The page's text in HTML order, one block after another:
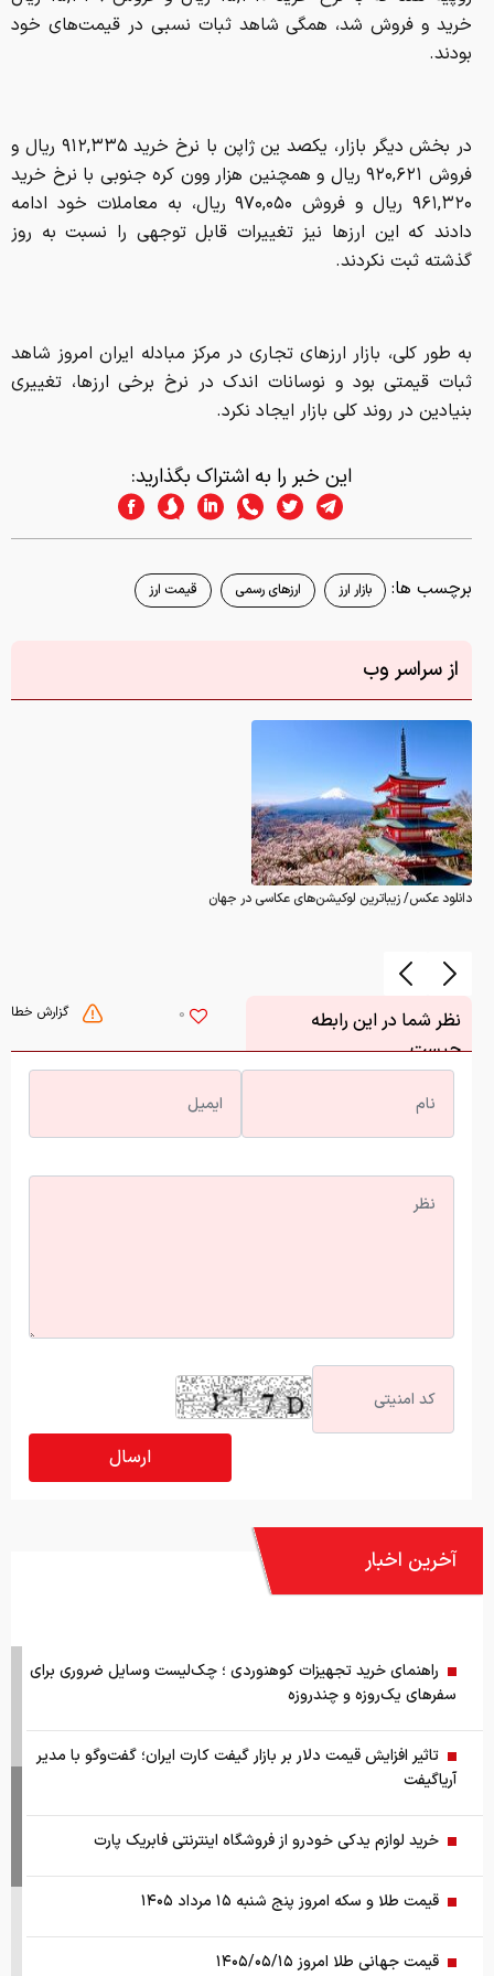
خرید و فروش شد، همگی شاهد ثبات نسبی در قیمت‌های خود
بودند.
در بخش دیگر بازار، یکصد ین ژاپن با نرخ خرید ۹۱۲,۳۳۵ ریال و
فروش ۹۲۰,۶۲۱ ریال و همچنین هزار وون کره جنوبی با نرخ خرید
۹۶۱,۳۲۰ ریال و فروش ۹۷۰,۰۵۰ ریال، به معاملات خود ادامه
دادند که این ارزها نیز تغییرات قابل توجهی را نسبت به روز
گذشته ثبت نکردند.
به طور کلی، بازار ارزهای تجاری در مرکز مبادله ایران امروز شاهد
ثبات قیمتی بود و نوسانات اندک در نرخ برخی ارزها، تغییری
بنیادین در روند کلی بازار ایجاد نکرد.
این خبر را به اشتراک بگذارید:
برچسب ها: بازار ارز ارزهای رسمی قیمت ارز
از سراسر وب
دانلود عکس/ زیباترین لوکیشن‌های عکاسی در جهان
گزارش خطا 0
نظر شما در این رابطه
چیست
آخرین اخبار
راهنمای خرید تجهیزات کوهنوردی ؛ چک‌لیست وسایل ضروری برای
سفرهای یک‌روزه و چندروزه
تاثیر افزایش قیمت دلار بر بازار گیفت کارت ایران؛ گفت‌وگو با مدیر
آریاگیفت
خرید لوازم یدکی خودرو از فروشگاه اینترنتی فابریک پارت
قیمت طلا و سکه امروز پنج شنبه ۱۵ مرداد ۱۴۰۵
قیمت جهانی طلا امروز ۱۴۰۵/۰۵/۱۵